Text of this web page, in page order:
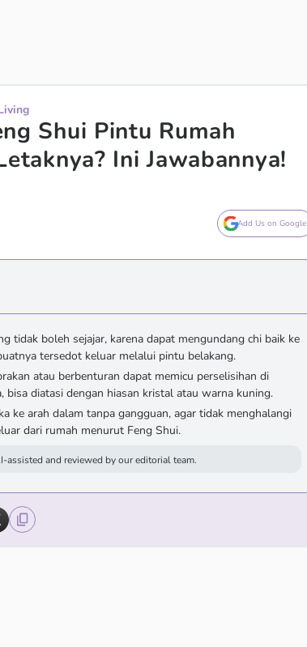
Shui Pintu Rumah
Ini Jawabannya!
Add Us on Google
tidak boleh sejajar, karena dapat mengundang chi baik ke
tersedot keluar melalui pintu belakang.
atau berbenturan dapat memicu perselisihan di
bisa diatasi dengan hiasan kristal atau warna kuning.
ke arah dalam tanpa gangguan, agar tidak menghalangi
dari rumah menurut Feng Shui.
assisted and reviewed by our editorial team.